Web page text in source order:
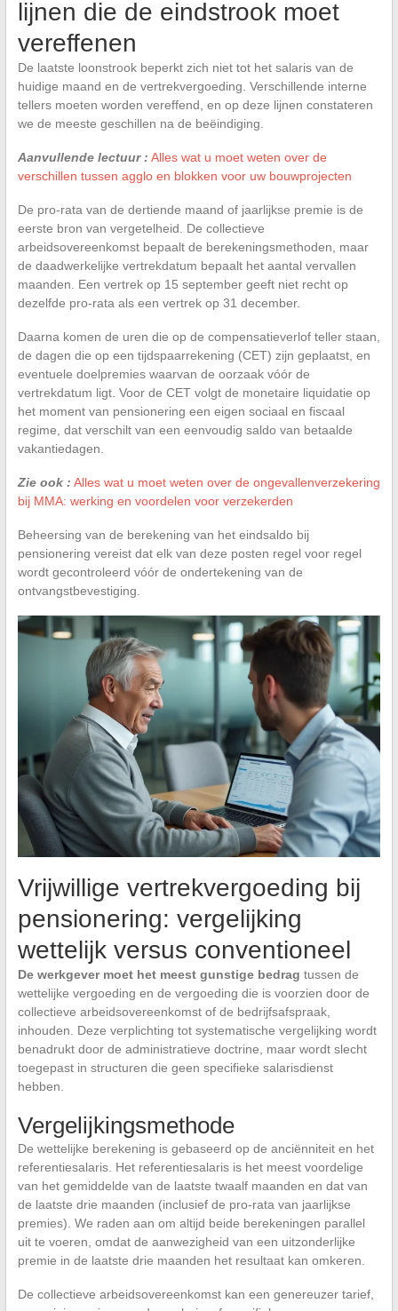
lijnen die de eindstrook moet
vereffenen
De laatste loonstrook beperkt zich niet tot het salaris van de
huidige maand en de vertrekvergoeding. Verschillende interne
tellers moeten worden vereffend, en op deze lijnen constateren
we de meeste geschillen na de beëindiging.
Aanvullende lectuur : Alles wat u moet weten over de
verschillen tussen agglo en blokken voor uw bouwprojecten
De pro-rata van de dertiende maand of jaarlijkse premie is de
eerste bron van vergetelheid. De collectieve
arbeidsovereenkomst bepaalt de berekeningsmethoden, maar
de daadwerkelijke vertrekdatum bepaalt het aantal vervallen
maanden. Een vertrek op 15 september geeft niet recht op
dezelfde pro-rata als een vertrek op 31 december.
Daarna komen de uren die op de compensatieverlof teller staan,
de dagen die op een tijdspaarrekening (CET) zijn geplaatst, en
eventuele doelpremies waarvan de oorzaak vóór de
vertrekdatum ligt. Voor de CET volgt de monetaire liquidatie op
het moment van pensionering een eigen sociaal en fiscaal
regime, dat verschilt van een eenvoudig saldo van betaalde
vakantiedagen.
Zie ook : Alles wat u moet weten over de ongevallenverzekering
bij MMA: werking en voordelen voor verzekerden
Beheersing van de berekening van het eindsaldo bij
pensionering vereist dat elk van deze posten regel voor regel
wordt gecontroleerd vóór de ondertekening van de
ontvangstbevestiging.
Vrijwillige vertrekvergoeding bij
pensionering: vergelijking
wettelijk versus conventioneel
De werkgever moet het meest gunstige bedrag tussen de
wettelijke vergoeding en de vergoeding die is voorzien door de
collectieve arbeidsovereenkomst of de bedrijfsafspraak,
inhouden. Deze verplichting tot systematische vergelijking wordt
benadrukt door de administratieve doctrine, maar wordt slecht
toegepast in structuren die geen specifieke salarisdienst
hebben.
Vergelijkingsmethode
De wettelijke berekening is gebaseerd op de anciënniteit en het
referentiesalaris. Het referentiesalaris is het meest voordelige
van het gemiddelde van de laatste twaalf maanden en dat van
de laatste drie maanden (inclusief de pro-rata van jaarlijkse
premies). We raden aan om altijd beide berekeningen parallel
uit te voeren, omdat de aanwezigheid van een uitzonderlijke
premie in de laatste drie maanden het resultaat kan omkeren.
De collectieve arbeidsovereenkomst kan een genereuzer tarief,